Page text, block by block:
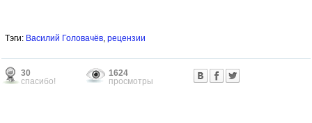
Тэги: Василий Головачёв, рецензии
30
спасибо!
1624
просмотры